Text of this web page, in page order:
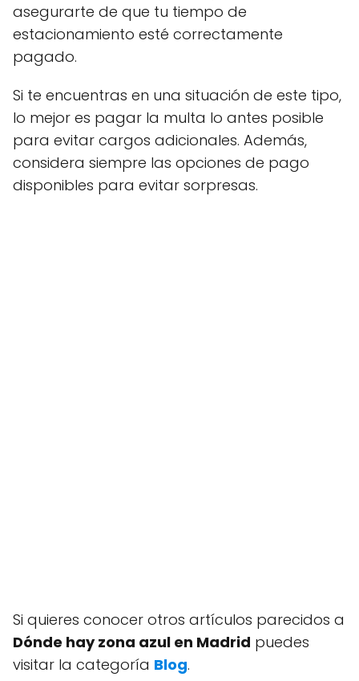
asegurarte de que tu tiempo de
estacionamiento esté correctamente
pagado.
Si te encuentras en una situación de este tipo,
lo mejor es pagar la multa lo antes posible
para evitar cargos adicionales. Además,
considera siempre las opciones de pago
disponibles para evitar sorpresas.
Si quieres conocer otros artículos parecidos a
Dónde hay zona azul en Madrid puedes
visitar la categoría Blog.